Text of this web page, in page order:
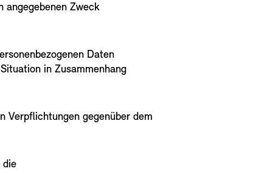
angegebenen Zweck
Daten
in Zusammenhang
Verpflichtungen gegenüber dem
die